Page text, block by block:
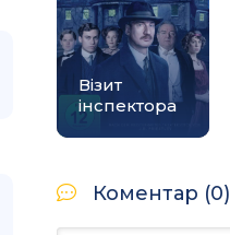
Візит
інспектора
Коментар (0)